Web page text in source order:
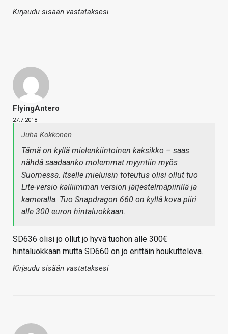
Kirjaudu sisään vastataksesi
FlyingAntero
27.7.2018
Juha Kokkonen
Tämä on kyllä mielenkiintoinen kaksikko – saas
nähdä saadaanko molemmat myyntiin myös
Suomessa. Itselle mieluisin toteutus olisi ollut tuo
Lite-versio kalliimman version järjestelmäpiirillä ja
kameralla. Tuo Snapdragon 660 on kyllä kova piiri
alle 300 euron hintaluokkaan.
SD636 olisi jo ollut jo hyvä tuohon alle 300€
hintaluokkaan mutta SD660 on jo erittäin houkutteleva.
Kirjaudu sisään vastataksesi